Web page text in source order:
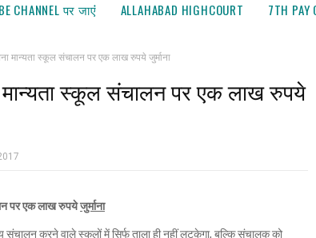
CHANNEL पर जाएंं ALLAHABAD HIGHCOURT 7TH PAY
मान्यता स्कूल संचालन पर एक लाख रुपये जुर्माना
मान्यता स्कूल संचालन पर एक लाख रुपये
पर एक लाख रुपयेजुर्माना
संचालन करने वाले स्कूलों में सिर्फ ताला ही नहीं लटकेगा, बल्कि संचालक को
सूचना: अधिक संबंधित